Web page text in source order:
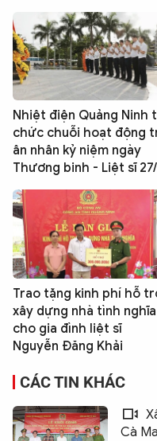
Nhiệt điện Quảng Ninh
chức chuỗi hoạt động
ân nhân kỷ niệm ngày
Thương binh - Liệt sĩ
Trao tặng kinh phí hỗ
xây dựng nhà tình nghĩa
cho gia đình liệt sĩ
Nguyễn Đăng Khải
CÁC TIN KHÁC
Cà